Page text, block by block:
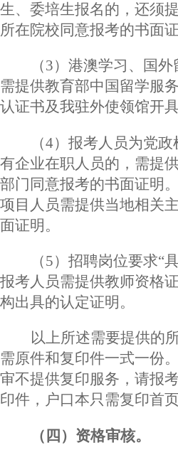
生、委培生报名的，还须
所在院校同意报考的书面证
（3）港澳学习、国
需提供教育部中国留学服
认证书及我驻外使领馆开
（4）报考人员为党
有企业在职人员的，需提
部门同意报考的书面证明。
项目人员需提供当地相关
面证明。
（5）招聘岗位要求“
报考人员需提供教师资格
构出具的认定证明。
以上所述需要提供的
需原件和复印件一式一份
审不提供复印服务，请报
印件，户口本只需复印首
（四）资格审核。